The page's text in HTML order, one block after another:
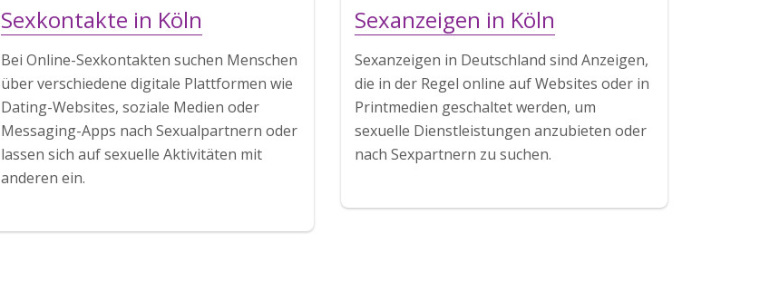
Sexkontakte in Köln
Bei Online-Sexkontakten suchen Menschen
über verschiedene digitale Plattformen wie
Dating-Websites, soziale Medien oder
Messaging-Apps nach Sexualpartnern oder
lassen sich auf sexuelle Aktivitäten mit
anderen ein.
Sexanzeigen in Köln
Sexanzeigen in Deutschland sind Anzeigen,
die in der Regel online auf Websites oder in
Printmedien geschaltet werden, um
sexuelle Dienstleistungen anzubieten oder
nach Sexpartnern zu suchen.